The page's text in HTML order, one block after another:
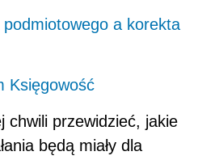
a korekta
Księgowość
chwili przewidzieć, jakie
będą miały dla